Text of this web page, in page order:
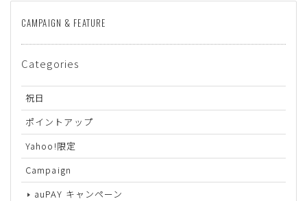
CAMPAIGN & FEATURE
Categories
祝日
ポイントアップ
Yahoo!限定
Campaign
auPAY キャンペーン